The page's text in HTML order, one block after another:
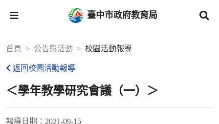
臺中市政府教育局
首頁 公告與活動 校園活動報導
返回校園活動報導
＜學年教學研究會議（一）＞
報導日期： 2021-09-15